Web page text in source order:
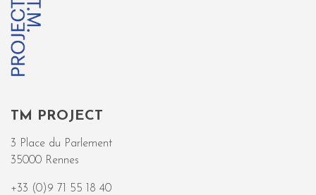
TM PROJECT
3 Place du Parlement
35000 Rennes
+33 (0)9 71 55 18 40